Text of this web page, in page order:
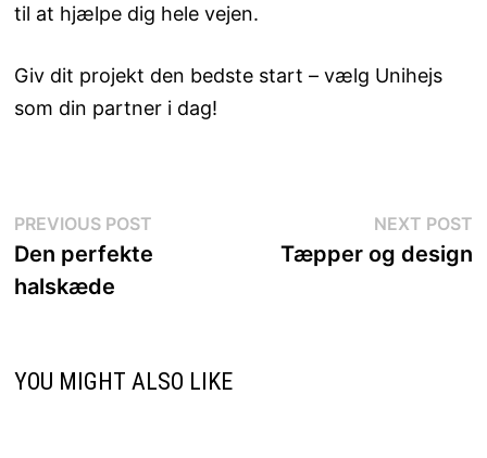
til at hjælpe dig hele vejen.
Giv dit projekt den bedste start – vælg Unihejs
som din partner i dag!
Indlægsnavigation
PREVIOUS POSTPrevious
post:
Den perfekte
halskæde
NEXT POST
Tæpper og design
YOU MIGHT ALSO LIKE